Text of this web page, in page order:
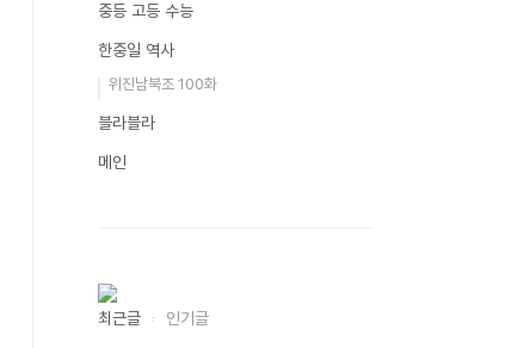
중등 고등 수능
한중일 역사
위진남북조 100화
블라블라
메인
최근글 인기글